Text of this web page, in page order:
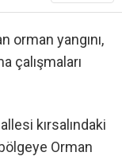
orman yangını,
çalışmaları
kırsalındaki
Orman